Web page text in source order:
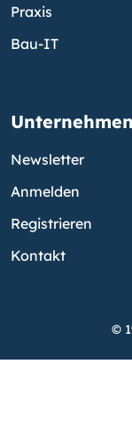
Praxis
Bau-IT
Unternehmen
Newsletter
Anmelden
Registrieren
Kontakt
©